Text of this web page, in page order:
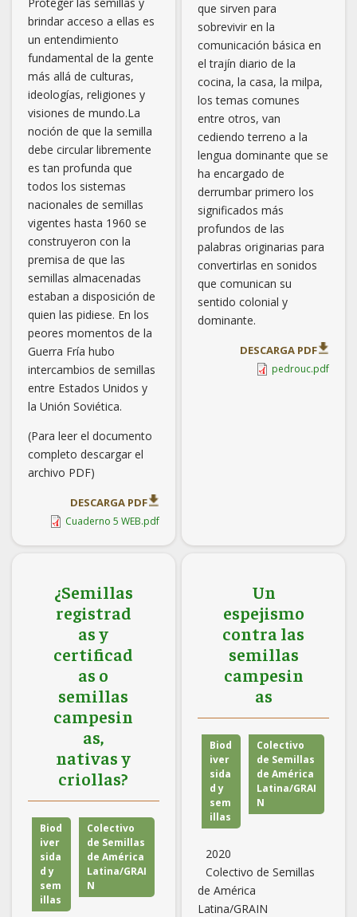
brindar acceso a ellas es
un entendimiento
fundamental de la gente
más allá de culturas,
ideologías, religiones y
visiones de mundo.La
noción de que la semilla
debe circular libremente
es tan profunda que
todos los sistemas
nacionales de semillas
vigentes hasta 1960 se
construyeron con la
premisa de que las
semillas almacenadas
estaban a disposición de
quien las pidiese. En los
peores momentos de la
Guerra Fría hubo
intercambios de semillas
entre Estados Unidos y
la Unión Soviética.
(Para leer el documento
completo descargar el
archivo PDF)
DESCARGA PDF
Cuaderno 5 WEB.pdf
que sirven para
sobrevivir en la
comunicación básica en
el trajín diario de la
cocina, la casa, la milpa,
los temas comunes
entre otros, van
cediendo terreno a la
lengua dominante que se
ha encargado de
derrumbar primero los
significados más
profundos de las
palabras originarias para
convertirlas en sonidos
que comunican su
sentido colonial y
dominante.
DESCARGA PDF
pedrouc.pdf
¿Semillas
registrad
as y
certificad
as o
semillas
campesin
as,
nativas y
criollas?
Biod
iver
sida
d y
sem
illas
Colectivo
de Semillas
de América
Latina/GRAI
N
Un
espejismo
contra las
semillas
campesin
as
Biod
iver
sida
d y
sem
illas
Colectivo
de Semillas
de América
Latina/GRAI
N
2020
Colectivo de Semillas
de América
Latina/GRAIN